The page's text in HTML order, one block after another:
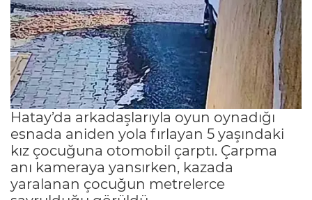
Hatay’da arkadaşlarıyla oyun oynadığı
esnada aniden yola fırlayan 5 yaşındaki
kız çocuğuna otomobil çarptı. Çarpma
anı kameraya yansırken, kazada
yaralanan çocuğun metrelerce